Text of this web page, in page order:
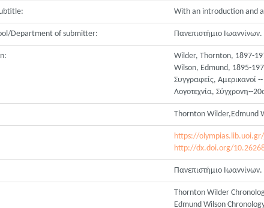
With an introduction and
Department of submitter: Πανεπιστήμιο
Wilder, Thornton, 1897-
Wilson, Edmund, 1895-
Συγγραφείς, Αμερικανοί
Λογοτεχνία, Σύγχρονη--
Thornton Wilder,Edmund
https://
http://dx.doi.org/
Πανεπιστήμιο
Thornton Wilder
Edmund Wilson